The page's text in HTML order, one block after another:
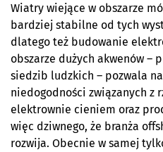
Wiatry wiejące w obszarze
bardziej stabilne od tych
dlatego też budowanie
obszarze dużych akwenów –
siedzib ludzkich – pozwala
niedogodności związanych z
elektrownie cieniem oraz
więc dziwnego, że branża
rozwija. Obecnie w samej